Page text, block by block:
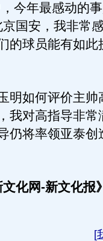
今年最感动的
国安，我非常
的球员能有如此
如何评价主帅
我对高指导非常
仍将率领亚泰创
化网-新文化报
[